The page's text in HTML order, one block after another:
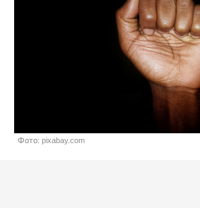
Фото: pixabay.com